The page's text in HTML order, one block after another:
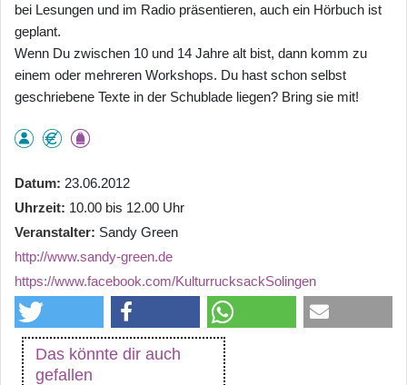
bei Lesungen und im Radio präsentieren, auch ein Hörbuch ist
geplant.
Wenn Du zwischen 10 und 14 Jahre alt bist, dann komm zu
einem oder mehreren Workshops. Du hast schon selbst
geschriebene Texte in der Schublade liegen? Bring sie mit!
Datum 23.06.2012
Uhrzeit 10.00 bis 12.00 Uhr
Veranstalter Sandy Green
http://www.sandy-green.de
https://www.facebook.com/KulturrucksackSolingen
Das könnte dir auch
gefallen